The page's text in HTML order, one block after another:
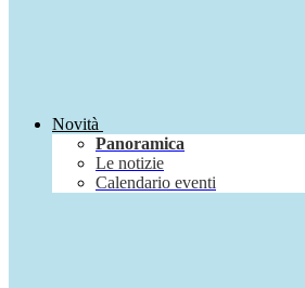
Novità
Panoramica
Le notizie
Calendario eventi